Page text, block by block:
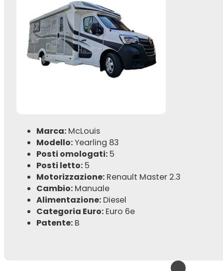
Marca: McLouis
Modello:Yearling 83
Posti omologati: 5
Posti letto: 5
Motorizzazione: Renault Master 2.3
Cambio: Manuale
Alimentazione: Diesel
Categoria Euro: Euro 6e
Patente: B